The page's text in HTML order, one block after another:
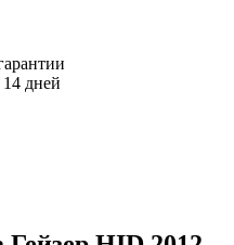
дней